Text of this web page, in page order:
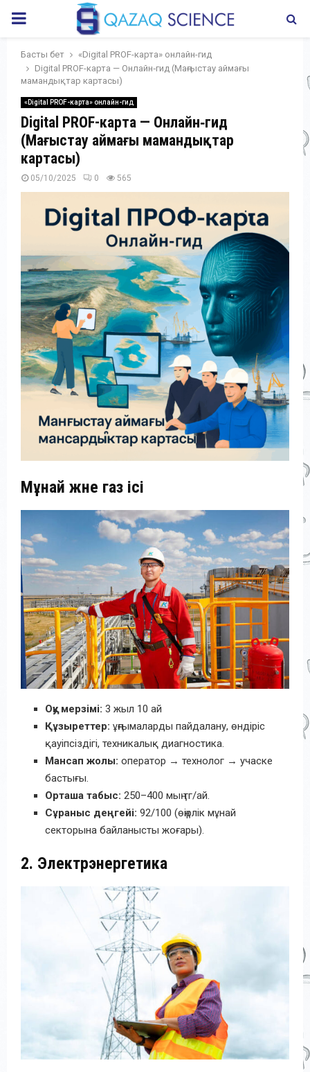
PRIMARY
MENU
Басты бет
«Digital PROF-карта» онлайн-гид
Digital PROF-карта — Онлайн‑гид (Маңғыстау аймағы
мамандықтар картасы)
«Digital PROF-карта» онлайн-гид
Digital PROF-карта — Онлайн‑гид
(Маңғыстау аймағы мамандықтар
картасы)
05/10/2025 0 565
Мұнай және газ ісі
Оқу мерзімі: 3 жыл 10 ай
Құзыреттер: ұңғымаларды пайдалану, өндіріс
қауіпсіздігі, техникалық диагностика.
Мансап жолы: оператор → технолог → учаске
бастығы.
Орташа табыс: 250–400 мың тг/ай.
Сұраныс деңгейі: 92/100 (өңірлік мұнай
секторына байланысты жоғары).
2. Электрэнергетика